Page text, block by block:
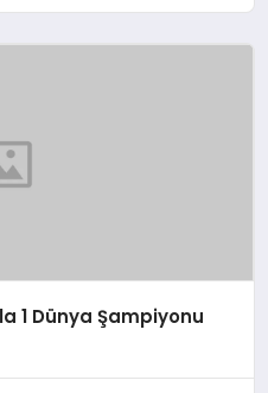
1 Dünya Şampiyonu